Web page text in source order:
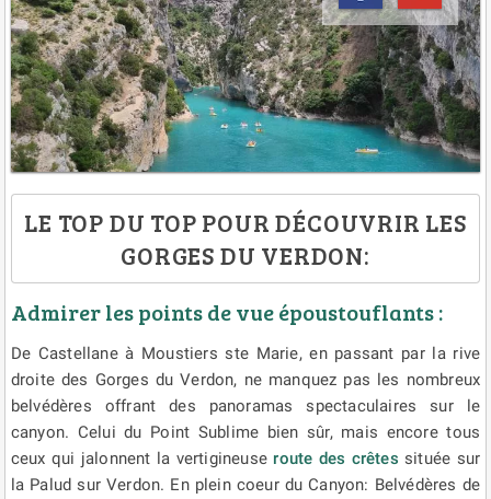
LE TOP DU TOP POUR DÉCOUVRIR LES
GORGES DU VERDON:
Admirer les points de vue époustouflants :
De Castellane à Moustiers ste Marie, en passant par la rive
droite des Gorges du Verdon, ne manquez pas les nombreux
belvédères offrant des panoramas spectaculaires sur le
canyon. Celui du Point Sublime bien sûr, mais encore tous
ceux qui jalonnent la vertigineuse route des crêtes située sur
la Palud sur Verdon. En plein coeur du Canyon: Belvédères de